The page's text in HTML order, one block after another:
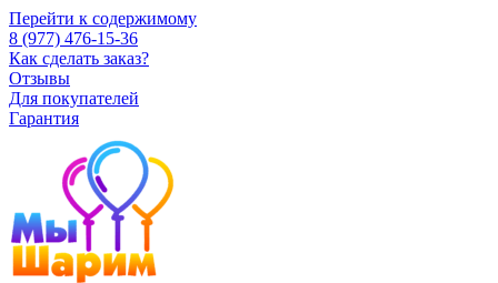
Перейти к содержимому
8 (977) 476-15-36
Как сделать заказ?
Отзывы
Для покупателей
Гарантия